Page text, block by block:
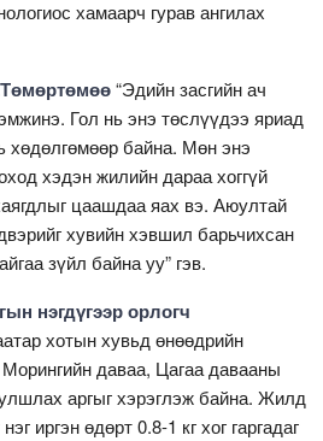
хамаарч гурав ангилах
“Эдийн засгийн ач
Гол нь энэ төслүүдээ яриад
хөдөлгөмөөр байна. Мөн энэ
хэдэн жилийн дараа хоггүй
цаашдаа яах вэ. Аюултай
хувийн хэвшил барьчихсан
зүйл байна уу” гэв.
нэгдүгээр орлогч
хотын хувьд өнөөдрийн
даваа, Цагаа давааны
аргыг хэрэглэж байна. Жилд
иргэн өдөрт 0.8-1 кг хог гаргадаг